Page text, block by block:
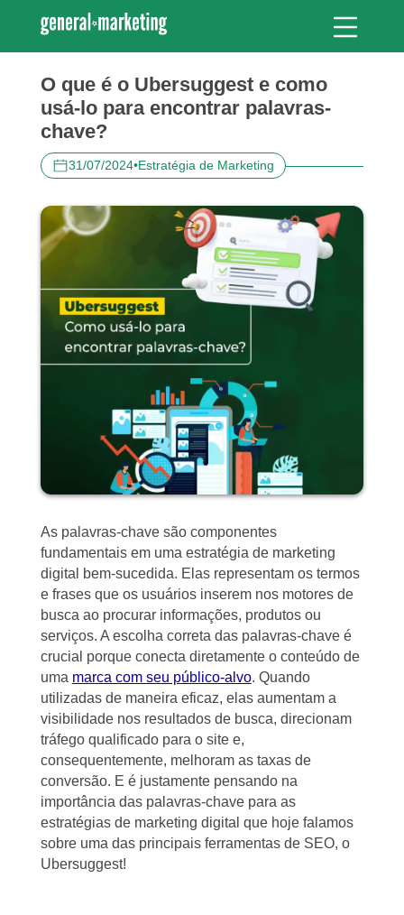
O que é o Ubersuggest e como
usá-lo para encontrar palavras-
chave?
31/07/2024•Estratégia de Marketing
As palavras-chave são componentes
fundamentais em uma estratégia de marketing
digital bem-sucedida. Elas representam os termos
e frases que os usuários inserem nos motores de
busca ao procurar informações, produtos ou
serviços. A escolha correta das palavras-chave é
crucial porque conecta diretamente o conteúdo de
uma marca com seu público-alvo. Quando
utilizadas de maneira eficaz, elas aumentam a
visibilidade nos resultados de busca, direcionam
tráfego qualificado para o site e,
consequentemente, melhoram as taxas de
conversão. E é justamente pensando na
importância das palavras-chave para as
estratégias de marketing digital que hoje falamos
sobre uma das principais ferramentas de SEO, o
Ubersuggest!